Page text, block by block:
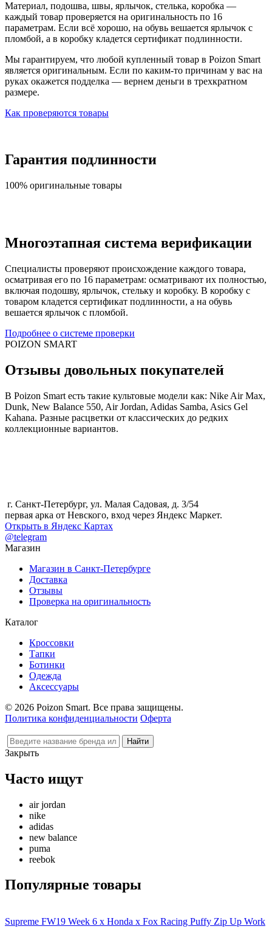
Материал, подошва, швы, ярлычок, стелька, коробка —
каждый товар проверяется на оригинальность по 16
параметрам. Если всё хорошо, на обувь вешается ярлычок с
пломбой, а в коробку кладется сертификат подлинности.
Мы гарантируем, что любой купленный товар в Poizon Smart
является оригинальным. Если по каким-то причинам у вас на
руках окажется подделка — вернем деньги в трехкратном
размере.
Как проверяются товары
Гарантия подлинности
100% оригинальные товары
Многоэтапная система верификации
Специалисты проверяют происхождение каждого товара,
осматривая его по 16 параметрам: осматривают их полностью,
включая подошву, ярлычок, стельку и коробку. В коробку с
товаром кладется сертификат подлинности, а на обувь
вешается ярлычок с пломбой.
Подробнее о системе проверки
POIZON SMART
Отзывы довольных покупателей
В Poizon Smart есть такие культовые модели как: Nike Air Max,
Dunk, New Balance 550, Air Jordan, Adidas Samba, Asics Gel
Kahana. Разные расцветки от классических до редких
коллекционные вариантов.
г. Санкт-Петербург, ул. Малая Садовая, д. 3/54
первая арка от Невского, вход через Яндекс Маркет.
Открыть в Яндекс Картах
@telegram
Магазин
Магазин в Санкт-Петербурге
Доставка
Отзывы
Проверка на оригинальность
Каталог
Кроссовки
Тапки
Ботинки
Одежда
Аксессуары
© 2026 Poizon Smart. Все права защищены.
Политика конфиденциальности Оферта
Закрыть
Часто ищут
air jordan
nike
adidas
new balance
puma
reebok
Популярные товары
Supreme FW19 Week 6 x Honda x Fox Racing Puffy Zip Up Work